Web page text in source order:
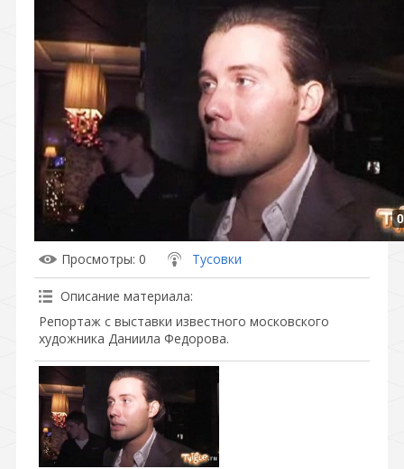
Просмотры: 0 Тусовки
Описание материала:
Репортаж с выставки известного московского
художника Даниила Федорова.